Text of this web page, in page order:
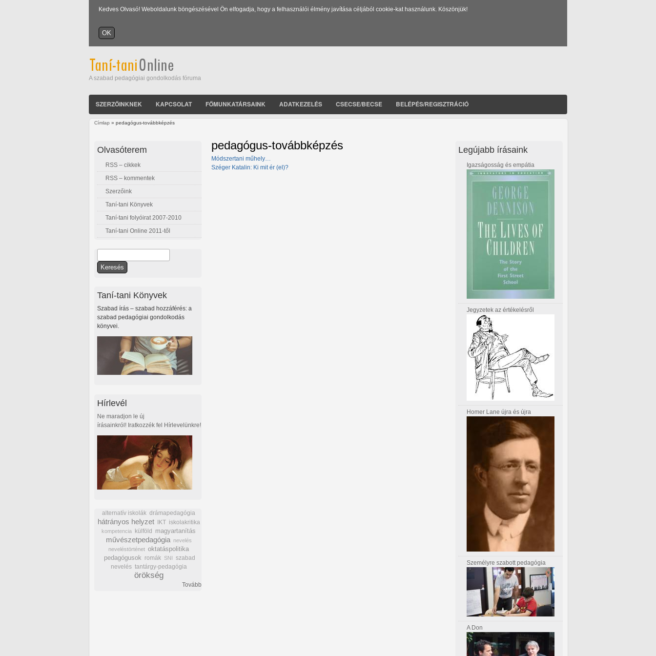
Kedves Olvasó! Weboldalunk böngészésével Ön elfogadja, hogy a felhasználói élmény javítása céljából cookie-kat használunk. Köszönjük!
A szabad pedagógiai gondolkodás fóruma
SZERZŐINKNEK KAPCSOLAT FŐMUNKATÁRSAINK ADATKEZELÉS CSECSE/BECSE BELÉPÉS/REGISZTRÁCIÓ
Címlap » pedagógus-továbbképzés
pedagógus-továbbképzés
Módszertani műhely…
Széger Katalin: Ki mit ér (el)?
Olvasóterem
RSS – cikkek
RSS – kommentek
Szerzőink
Taní-tani Könyvek
Taní-tani folyóirat 2007-2010
Taní-tani Online 2011-től
Keresés űrlap
Taní-tani Könyvek
Szabad írás – szabad hozzáférés: a
szabad pedagógiai gondolkodás
könyvei.
Hírlevél
Ne maradjon le új
írásainkról! Iratkozzék fel Hírlevelünkre!
alternatív iskolák drámapedagógia
hátrányos helyzet IKT iskolakritika
kompetencia külföld magyartanítás
művészetpedagógia
nevelés
neveléstörténet oktatáspolitika
pedagógusok romák SNI szabad
nevelés tantárgy-pedagógia
örökség
Tovább
Legújabb írásaink
Igazságosság és empátia
Jegyzetek az értékelésről
Homer Lane újra és újra
Személyre szabott pedagógia
A Don